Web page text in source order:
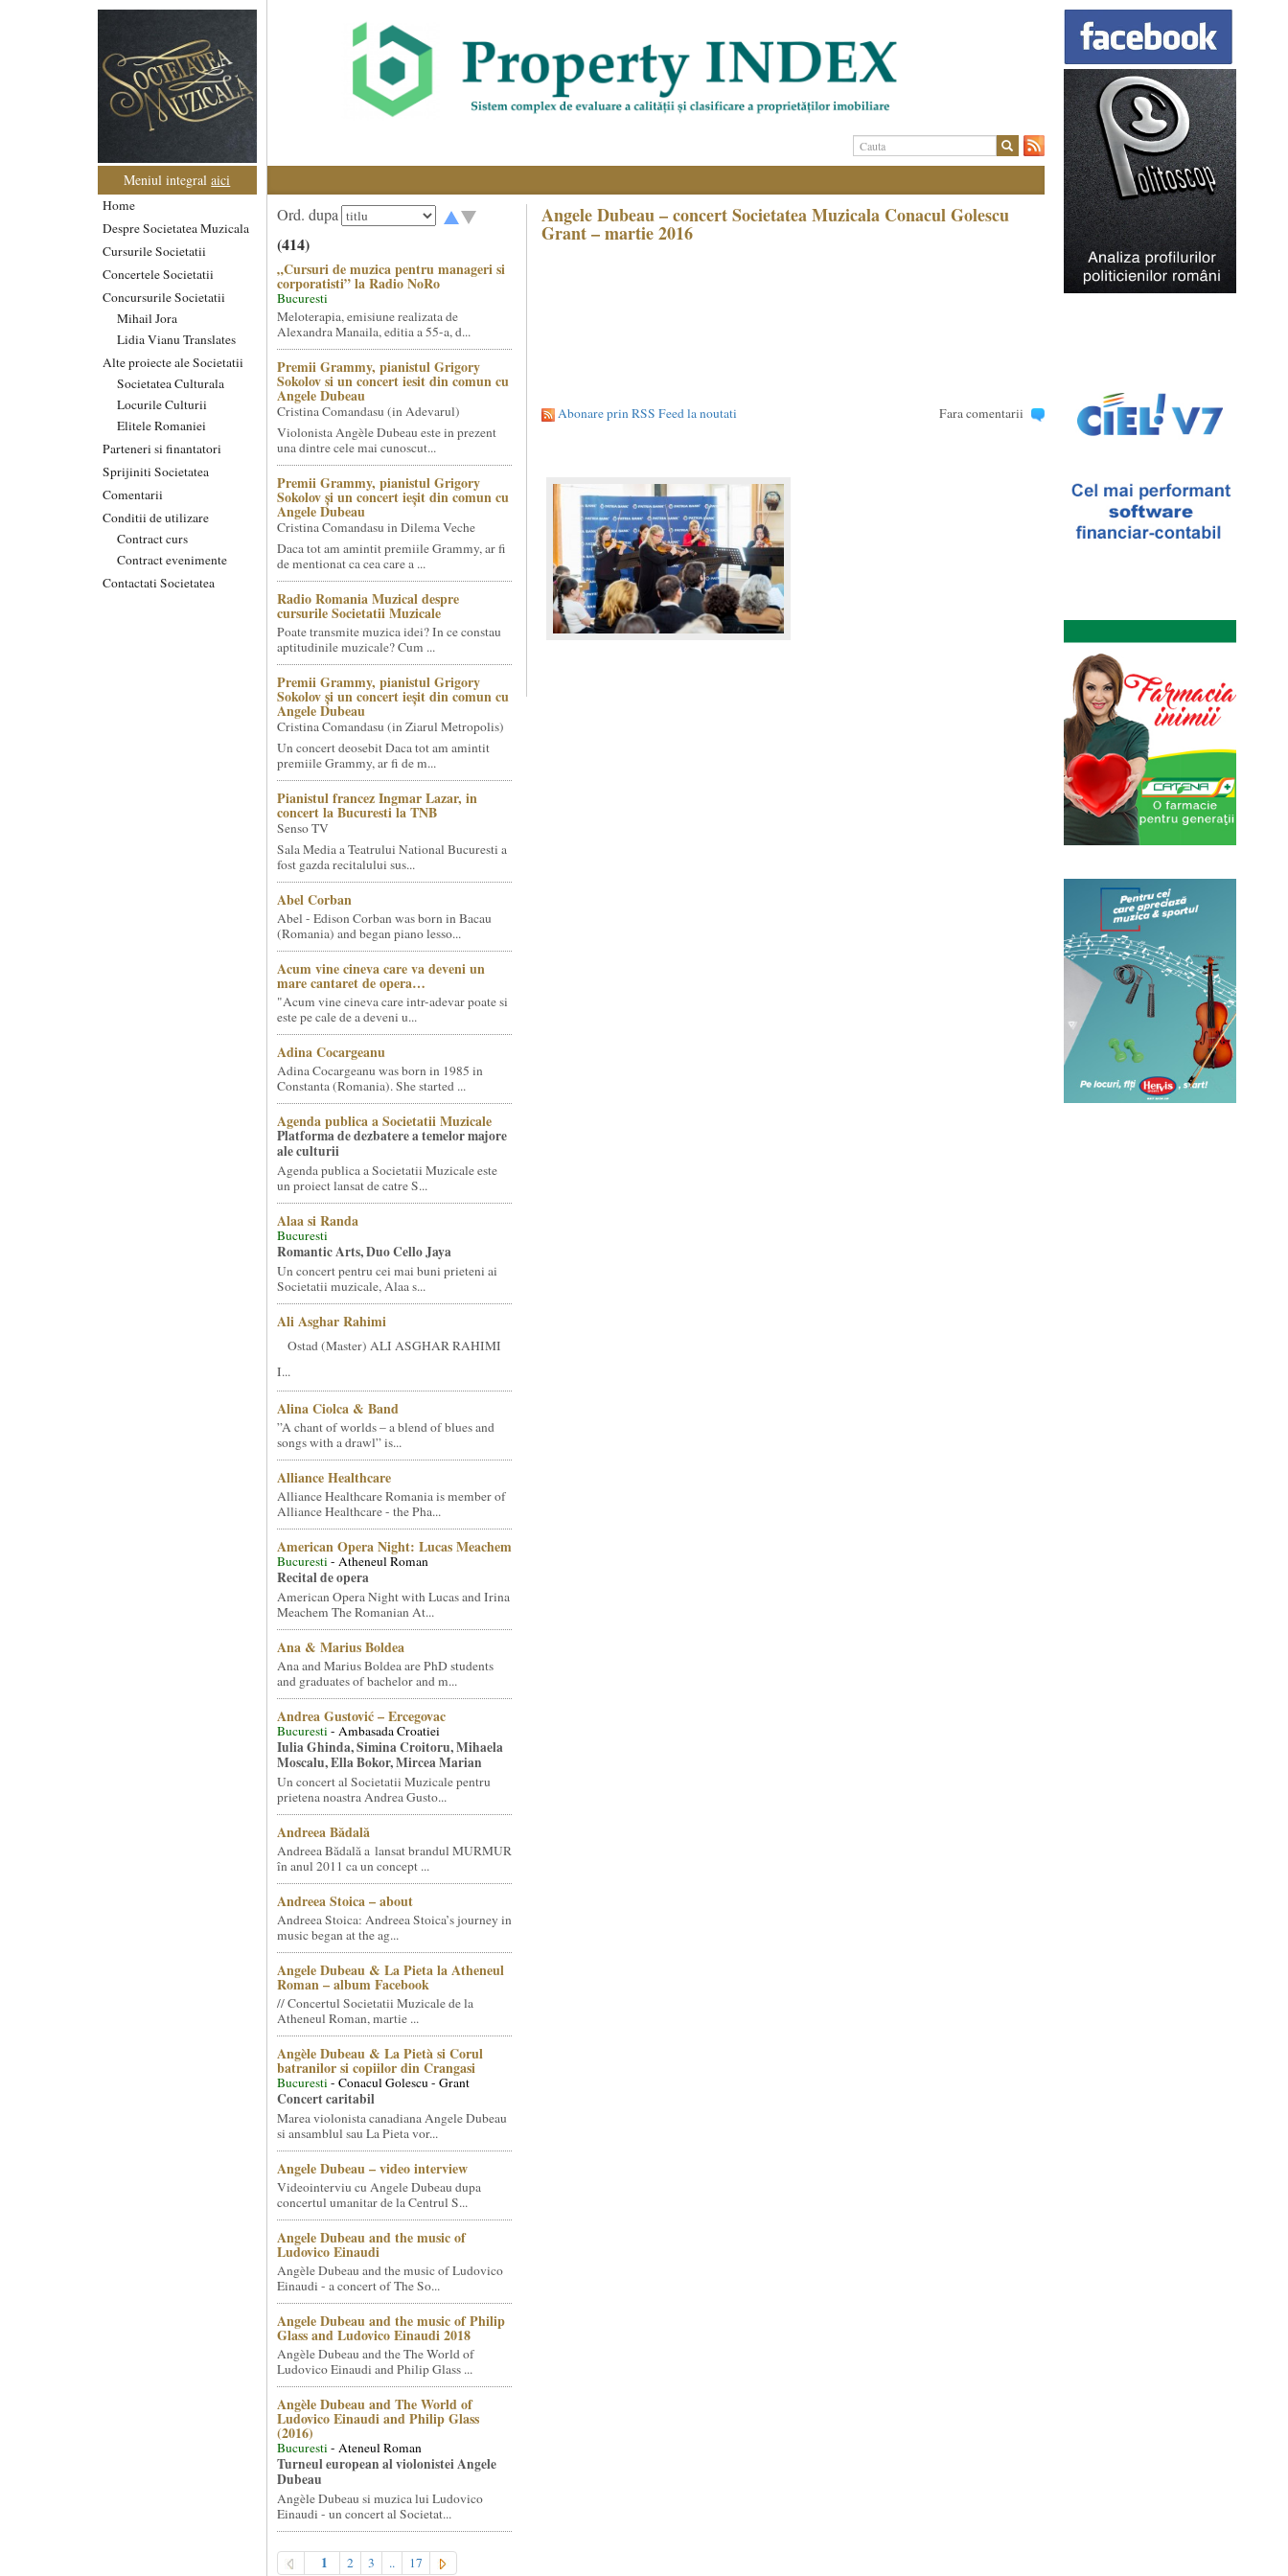
Meniul integralaici
Home
Despre Societatea Muzicala
Cursurile Societatii
Concertele Societatii
Concursurile Societatii
Mihail Jora
Lidia Vianu Translates
Alte proiecte ale Societatii
Societatea Culturala
Locurile Culturii
Elitele Romaniei
Parteneri si finantatori
Sprijiniti Societatea
Comentarii
Conditii de utilizare
Contract curs
Contract evenimente
Contactati Societatea
Ord. dupa
(414)
„Cursuri de muzica pentru manageri si
corporatisti” la Radio NoRo
Bucuresti
Meloterapia, emisiune realizata de
Alexandra Manaila, editia a 55-a, d...
Premii Grammy, pianistul Grigory
Sokolov si un concert iesit din comun cu
Angele Dubeau
Cristina Comandasu (in Adevarul)
Violonista Angèle Dubeau este in prezent
una dintre cele mai cunoscut...
Premii Grammy, pianistul Grigory
Sokolov și un concert ieșit din comun cu
Angele Dubeau
Cristina Comandasu in Dilema Veche
Daca tot am amintit premiile Grammy, ar fi
de mentionat ca cea care a ...
Radio Romania Muzical despre
cursurile Societatii Muzicale
Poate transmite muzica idei? In ce constau
aptitudinile muzicale? Cum ...
Premii Grammy, pianistul Grigory
Sokolov și un concert ieșit din comun cu
Angele Dubeau
Cristina Comandasu (in Ziarul Metropolis)
Un concert deosebit Daca tot am amintit
premiile Grammy, ar fi de m...
Pianistul francez Ingmar Lazar, in
concert la Bucuresti la TNB
Senso TV
Sala Media a Teatrului National Bucuresti a
fost gazda recitalului sus...
Abel Corban
Abel - Edison Corban was born in Bacau
(Romania) and began piano lesso...
Acum vine cineva care va deveni un
mare cantaret de opera…
"Acum vine cineva care intr-adevar poate si
este pe cale de a deveni u...
Adina Cocargeanu
Adina Cocargeanu was born in 1985 in
Constanta (Romania). She started ...
Agenda publica a Societatii Muzicale
Platforma de dezbatere a temelor majore
ale culturii
Agenda publica a Societatii Muzicale este
un proiect lansat de catre S...
Alaa si Randa
Bucuresti
Romantic Arts, Duo Cello Jaya
Un concert pentru cei mai buni prieteni ai
Societatii muzicale, Alaa s...
Ali Asghar Rahimi
Ostad (Master) ALI ASGHAR RAHIMI
I...
Alina Ciolca & Band
”A chant of worlds – a blend of blues and
songs with a drawl” is...
Alliance Healthcare
Alliance Healthcare Romania is member of
Alliance Healthcare - the Pha...
American Opera Night: Lucas Meachem
Bucuresti- Atheneul Roman
Recital de opera
American Opera Night with Lucas and Irina
Meachem The Romanian At...
Ana & Marius Boldea
Ana and Marius Boldea are PhD students
and graduates of bachelor and m...
Andrea Gustović – Ercegovac
Bucuresti- Ambasada Croatiei
Iulia Ghinda, Simina Croitoru, Mihaela
Moscalu, Ella Bokor, Mircea Marian
Un concert al Societatii Muzicale pentru
prietena noastra Andrea Gusto...
Andreea Bădală
Andreea Bădală a lansat brandul MURMUR
în anul 2011 ca un concept ...
Andreea Stoica – about
Andreea Stoica: Andreea Stoica’s journey in
music began at the ag...
Angele Dubeau & La Pieta la Atheneul
Roman – album Facebook
// Concertul Societatii Muzicale de la
Atheneul Roman, martie ...
Angèle Dubeau & La Pietà si Corul
batranilor si copiilor din Crangasi
Bucuresti- Conacul Golescu - Grant
Concert caritabil
Marea violonista canadiana Angele Dubeau
si ansamblul sau La Pieta vor...
Angele Dubeau – video interview
Videointerviu cu Angele Dubeau dupa
concertul umanitar de la Centrul S...
Angele Dubeau and the music of
Ludovico Einaudi
Angèle Dubeau and the music of Ludovico
Einaudi - a concert of The So...
Angele Dubeau and the music of Philip
Glass and Ludovico Einaudi 2018
Angèle Dubeau and the The World of
Ludovico Einaudi and Philip Glass ...
Angèle Dubeau and The World of
Ludovico Einaudi and Philip Glass
(2016)
Bucuresti- Ateneul Roman
Turneul european al violonistei Angele
Dubeau
Angèle Dubeau si muzica lui Ludovico
Einaudi - un concert al Societat...
1 2 3 .. 17
Angele Dubeau – concert Societatea Muzicala Conacul Golescu
Grant – martie 2016
Abonare prin RSS Feed la noutati Fara comentarii